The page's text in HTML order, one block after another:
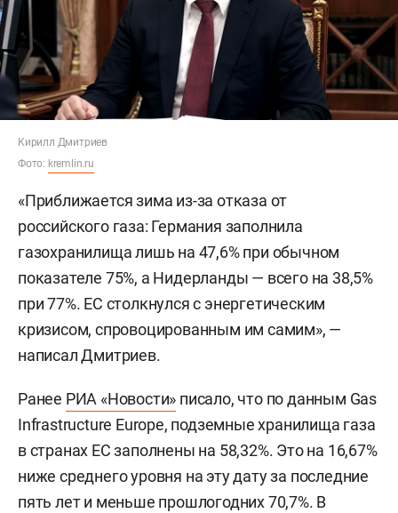
Кирилл Дмитриев
Фото: kremlin.ru
«Приближается зима из-за отказа от
российского газа: Германия заполнила
газохранилища лишь на 47,6% при обычном
показателе 75%, а Нидерланды — всего на 38,5%
при 77%. ЕС столкнулся с энергетическим
кризисом, спровоцированным им самим», —
написал Дмитриев.
Ранее РИА «Новости» писало, что по данным Gas
Infrastructure Europe, подземные хранилища газа
в странах ЕС заполнены на 58,32%. Это на 16,67%
ниже среднего уровня на эту дату за последние
пять лет и меньше прошлогодних 70,7%. В